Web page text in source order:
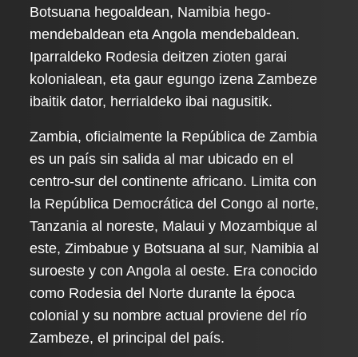
Botsuana hegoaldean, Namibia hego-
mendebaldean eta Angola mendebaldean.
Iparraldeko Rodesia deitzen zioten garai
kolonialean, eta gaur egungo izena Zambeze
ibaitik dator, herrialdeko ibai nagusitik.
Zambia, oficialmente la República de Zambia
es un país sin salida al mar ubicado en el
centro-sur del continente africano. Limita con
la República Democrática del Congo al norte,
Tanzania al noreste, Malaui y Mozambique al
este, Zimbabue y Botsuana al sur, Namibia al
suroeste y con Angola al oeste. Era conocido
como Rodesia del Norte durante la época
colonial y su nombre actual proviene del río
Zambeze, el principal del país.